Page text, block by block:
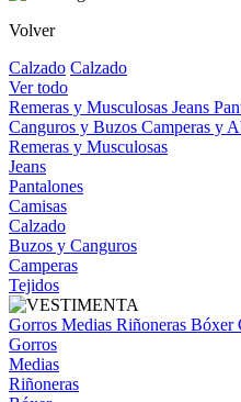
Volver
Calzado Calzado
Ver todo
Remeras y Musculosas Jeans
Canguros y Buzos Camperas y
Remeras y Musculosas
Jeans
Pantalones
Camisas
Calzado
Buzos y Canguros
Camperas
Tejidos
Gorros Medias Riñoneras Bóxer
Gorros
Medias
Riñoneras